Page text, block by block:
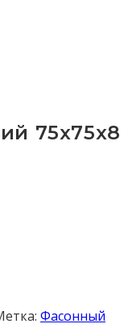
75x75x8
Фасонный